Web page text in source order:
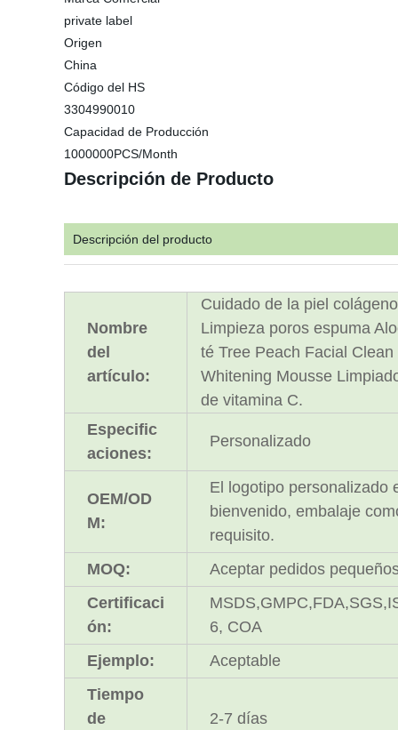
private label
Origen
China
Código del HS
3304990010
Capacidad de Producción
1000000PCS/Month
Descripción de Producto
Descripción del producto
Nombre
del
artículo:
Cuidado de la piel colágeno
Limpieza poros espuma
té Tree Peach Facial Clean
Whitening Mousse
de vitamina C.
Especific
aciones:
Personalizado
OEM/OD
M:
El logotipo personalizado
bienvenido, embalaje
requisito.
MOQ:
Aceptar pedidos
Certificaci
ón:
6, COA
Ejemplo:
Aceptable
Tiempo
de
2-7 días